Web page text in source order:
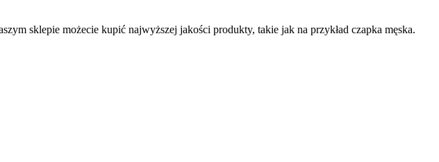
sklepie możecie kupić najwyższej jakości produkty, takie jak na przykład czapka męska.